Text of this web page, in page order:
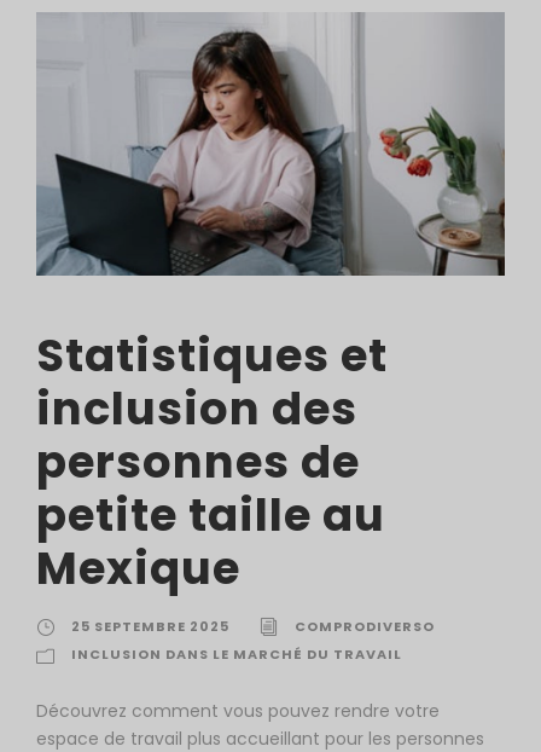
Statistiques et
inclusion des
personnes de
petite taille au
Mexique
25 SEPTEMBRE 2025
COMPRODIVERSO
INCLUSION DANS LE MARCHÉ DU TRAVAIL
Découvrez comment vous pouvez rendre votre
espace de travail plus accueillant pour les personnes